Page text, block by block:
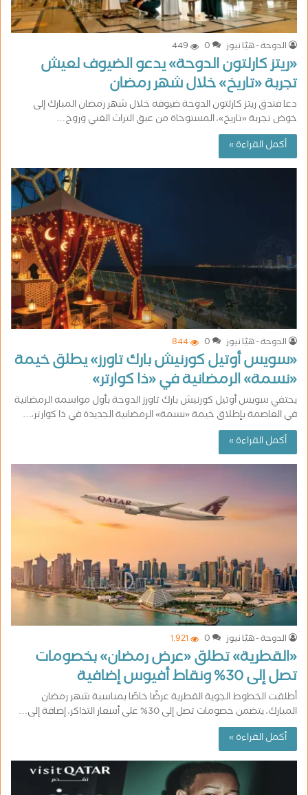
الدوحة - هيّا نيوز 0
449
«ريتز كارلتون الدوحة» يدعو الضيوف لعيش
تجربة «تاريخ» خلال شهر رمضان
دعا فندق ريتز كارلتون الدوحة ضيوفه خلال شهر رمضان المبارك إلى
خوض تجربة «تاريخ»، المستوحاة من عبق التراث الغني وروح…
أكمل القراءة »
الدوحة - هيّا نيوز 0
844
«سويس أوتيل كورنيش بارك تاورز» يطلق خيمة
«نسمة» الرمضانية في «ذا كوارتر»
يحتفي سويس أوتيل كورنيش بارك تاورز الدوحة بأول مواسمه الرمضانية
في العاصمة بإطلاق خيمة «نسمة» الرمضانية الجديدة في ذا كوارتر،…
أكمل القراءة »
الدوحة - هيّا نيوز 0 1٬921
«القطرية» تطلق «عرض رمضان» بخصومات
تصل إلى 30% ونقاط أفيوس إضافية
أطلقت الخطوط الجوية القطرية عرضًا خاصًا بمناسبة شهر رمضان
المبارك، يتضمن خصومات تصل إلى 30% على أسعار التذاكر، إضافة إلى…
أكمل القراءة »